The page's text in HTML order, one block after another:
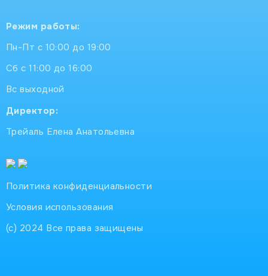
Режим работы:
Пн-Пт с 10:00 до 19:00
Сб с 11:00 до 16:00
Вс выходной
Директор:
Трейаль Елена Анатольевна
Политика конфиденциальности
Условия использования
(с) 2024 Все права защищены